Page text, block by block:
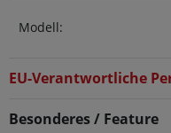
Modell:
EU-Verantwortliche
Besonderes / Feature